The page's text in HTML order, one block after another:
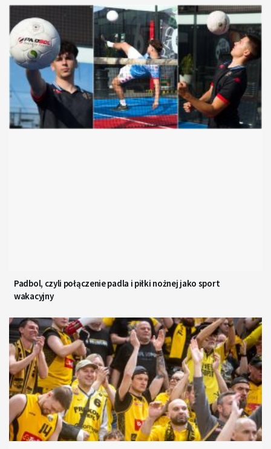
Padbol, czyli połączenie padla i piłki nożnej jako sport
wakacyjny